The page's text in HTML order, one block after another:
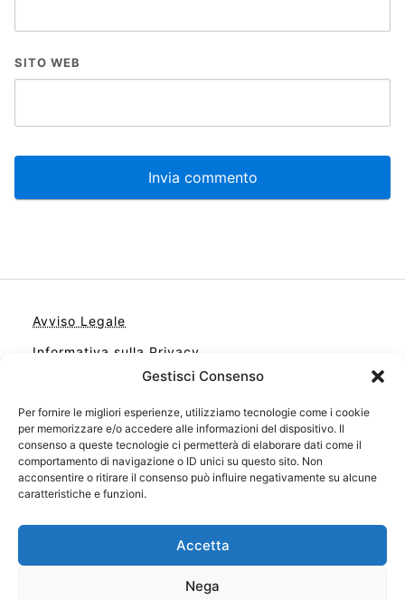
Gestisci Consenso
Per fornire le migliori esperienze, utilizziamo tecnologie come i cookie
per memorizzare e/o accedere alle informazioni del dispositivo. Il
consenso a queste tecnologie ci permetterà di elaborare dati come il
comportamento di navigazione o ID unici su questo sito. Non
acconsentire o ritirare il consenso può influire negativamente su alcune
caratteristiche e funzioni.
Accetta
Nega
SITO WEB
Avviso Legale
Informativa sulla Privacy
Contatto
Cookie Policy (UE)